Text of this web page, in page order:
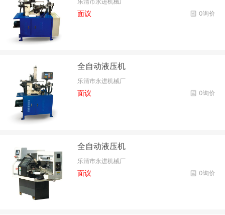
0询价
面议
全自动液压机
乐清市永进机械厂
0询价
面议
全自动液压机
乐清市永进机械厂
0询价
面议